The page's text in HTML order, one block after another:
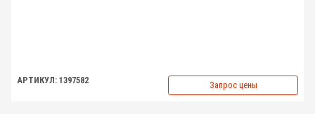
АРТИКУЛ: 1397582 Запрос цены